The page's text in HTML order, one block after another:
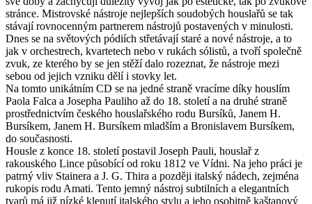
stránce. Mistrovské nástroje nejlepších soudobých houslařů se tak
stávají rovnocenným partnerem nástrojů postavených v minulosti.
Dnes se na světových pódiích střetávají staré a nové nástroje, a to
jak v orchestrech, kvartetech nebo v rukách sólistů, a tvoří společně
zvuk, ze kterého by se jen stěží dalo rozeznat, že nástroje mezi
sebou od jejich vzniku dělí i stovky let.
Na tomto unikátním CD se na jedné straně vracíme díky houslím
Paola Falca a Josepha Pauliho až do 18. století a na druhé straně
prostřednictvím českého houslařského rodu Bursíků, Janem H.
Bursíkem, Janem H. Bursíkem mladším a Bronislavem Bursíkem,
do současnosti.
Housle z konce 18. století postavil Joseph Pauli, houslař z
rakouského Lince působící od roku 1812 ve Vídni. Na jeho práci je
patrný vliv Stainera a J. G. Thira a později italský nádech, zejména
rukopis rodu Amati. Tento jemný nástroj subtilních a elegantních
tvarů má již nízké klenutí italského stylu a jeho osobitně kaštanový